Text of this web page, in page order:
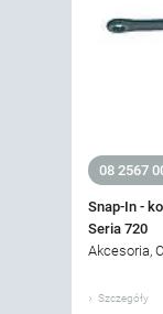
08 2567
Snap-In -
Seria 720
Akcesoria,
Szczegóły